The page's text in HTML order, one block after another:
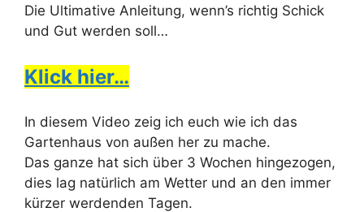
Die Ultimative Anleitung, wenn’s richtig Schick
und Gut werden soll…
Klick hier…
In diesem Video zeig ich euch wie ich das
Gartenhaus von außen her zu mache.
Das ganze hat sich über 3 Wochen hingezogen,
dies lag natürlich am Wetter und an den immer
kürzer werdenden Tagen.